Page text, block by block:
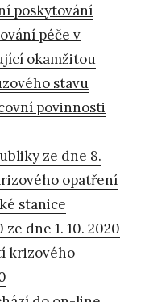
poskytování
péče v
okamžitou
stavu
povinnosti
ze dne 8.
opatření
stanice
dne 1. 10. 2020
krizového